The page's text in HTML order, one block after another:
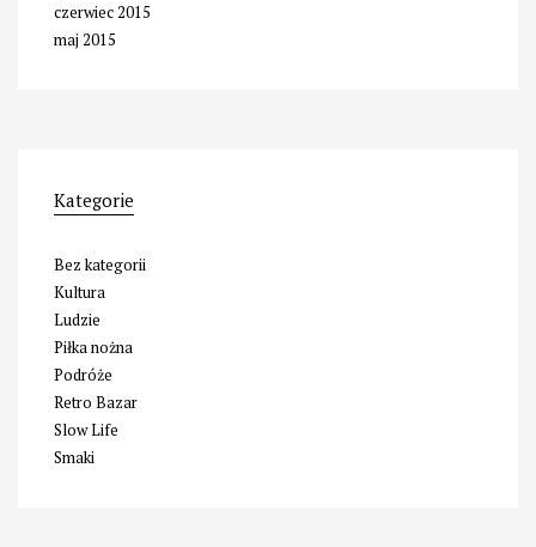
czerwiec 2015
maj 2015
Kategorie
Bez kategorii
Kultura
Ludzie
Piłka nożna
Podróże
Retro Bazar
Slow Life
Smaki